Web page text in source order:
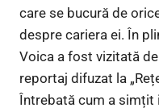
care se bucură de
despre cariera ei. În
Voica a fost vizitată
reportaj difuzat la
Întrebată cum a simțit